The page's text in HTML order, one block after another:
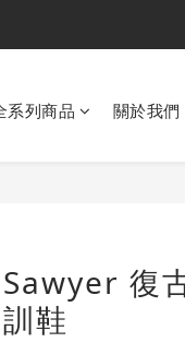
系列商品 關於我們
Sawyer 復
訓鞋